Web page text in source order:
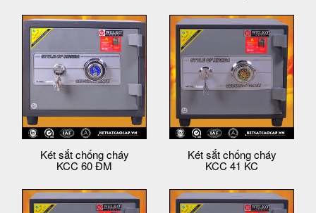
Két sắt chống cháy
KCC 60 ĐM
Két sắt chống cháy
KCC 41 KC